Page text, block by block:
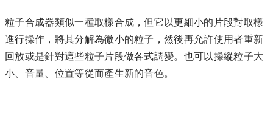
粒子合成器類似一種取樣合成，但它以更細小的片段對取樣
進行操作，將其分解為微小的粒子，然後再允許使用者重新
回放或是針對這些粒子片段做各式調變。也可以操縱粒子大
小、音量、位置等從而產生新的音色。